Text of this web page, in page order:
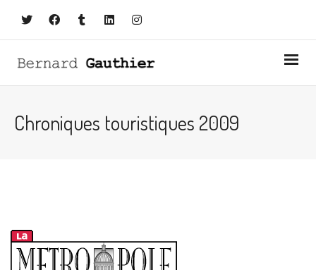
Chroniques touristiques 2009